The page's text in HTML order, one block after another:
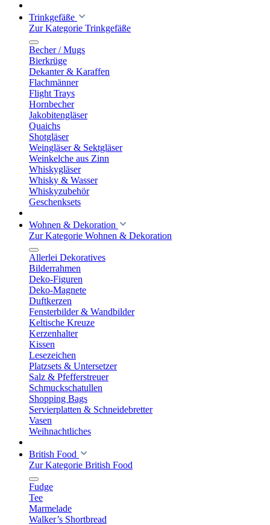
Trinkgefäße
Zur Kategorie Trinkgefäße
Becher / Mugs
Bierkrüge
Dekanter & Karaffen
Flachmänner
Flight Trays
Hornbecher
Jakobitengläser
Quaichs
Shotgläser
Weingläser & Sektgläser
Weinkelche aus Zinn
Whiskygläser
Whisky & Wasser
Whiskyzubehör
Geschenksets
Wohnen & Dekoration
Zur Kategorie Wohnen & Dekoration
Allerlei Dekoratives
Bilderrahmen
Deko-Figuren
Deko-Magnete
Duftkerzen
Fensterbilder & Wandbilder
Keltische Kreuze
Kerzenhalter
Kissen
Lesezeichen
Platzsets & Untersetzer
Salz & Pfefferstreuer
Schmuckschatullen
Shopping Bags
Servierplatten & Schneidebretter
Vasen
Weihnachtliches
British Food
Zur Kategorie British Food
Fudge
Tee
Marmelade
Walker’s Shortbread